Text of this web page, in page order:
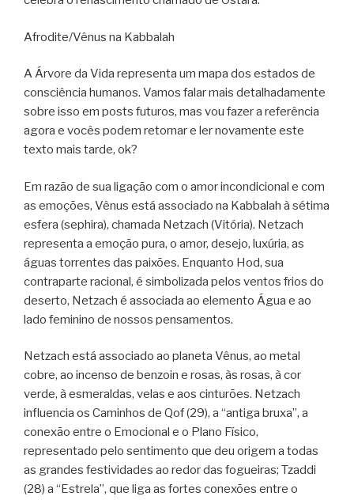
Afrodite/Vênus na Kabbalah
A Árvore da Vida representa um mapa dos estados de
consciência humanos. Vamos falar mais detalhadamente
sobre isso em posts futuros, mas vou fazer a referência
agora e vocês podem retornar e ler novamente este
texto mais tarde, ok?
Em razão de sua ligação com o amor incondicional e com
as emoções, Vênus está associado na Kabbalah à sétima
esfera (sephira), chamada Netzach (Vitória). Netzach
representa a emoção pura, o amor, desejo, luxúria, as
águas torrentes das paixões. Enquanto Hod, sua
contraparte racional, é simbolizada pelos ventos frios do
deserto, Netzach é associada ao elemento Água e ao
lado feminino de nossos pensamentos.
Netzach está associado ao planeta Vênus, ao metal
cobre, ao incenso de benzoin e rosas, às rosas, à cor
verde, à esmeraldas, velas e aos cinturões. Netzach
influencia os Caminhos de Qof (29), a “antiga bruxa”, a
conexão entre o Emocional e o Plano Físico,
representado pelo sentimento que deu origem a todas
as grandes festividades ao redor das fogueiras; Tzaddi
(28) a “Estrela”, que liga as fortes conexões entre o